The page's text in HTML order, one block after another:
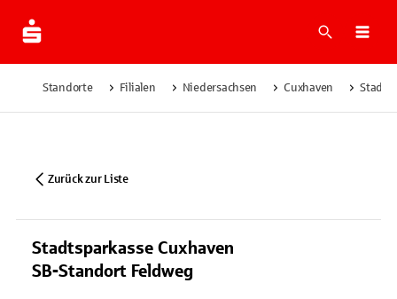
Suche
Standorte Filialen Niedersachsen Cuxhaven
Zurück zur Liste
Stadtsparkasse Cuxhaven
SB-Standort Feldweg